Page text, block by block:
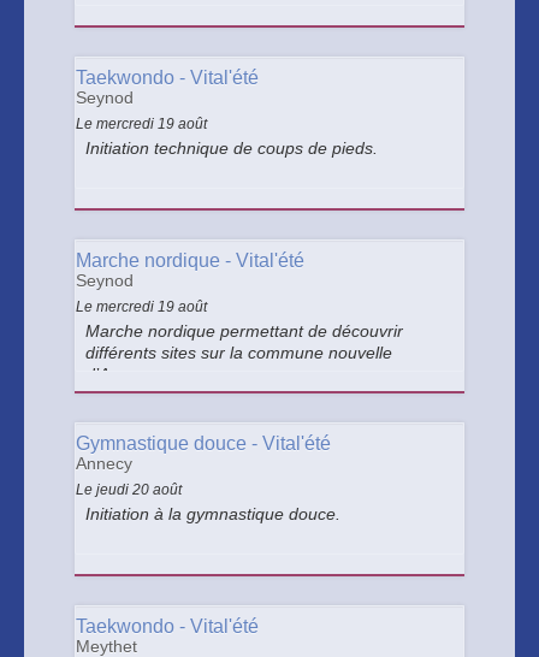
Taekwondo - Vital'été
Seynod
Le mercredi 19 août
Initiation technique de coups de pieds.
Marche nordique - Vital'été
Seynod
Le mercredi 19 août
Marche nordique permettant de découvrir
différents sites sur la commune nouvelle
d’Annecy.
Gymnastique douce - Vital'été
Annecy
Le jeudi 20 août
Initiation à la gymnastique douce.
Taekwondo - Vital'été
Meythet